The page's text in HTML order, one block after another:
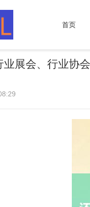
首页
业展会、行业协